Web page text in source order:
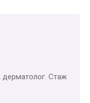
дерматолог. Стаж